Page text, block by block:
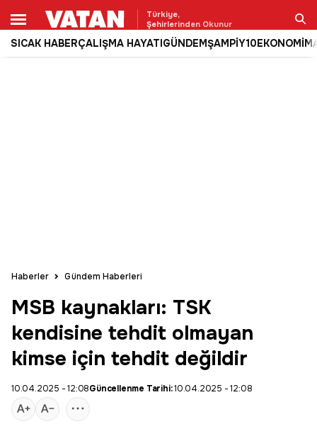
Türkiye,
Şehirlerinden Okunur
SICAK HABERÇALIŞMA HAYATIGÜNDEMŞAMPİY10EKONOMİ
Ara
Haberler Gündem Haberleri
MSB kaynakları: TSK
kendisine tehdit olmayan
kimse için tehdit değildir
10.04.2025 - 12:08Güncellenme Tarihi:10.04.2025 - 12:08